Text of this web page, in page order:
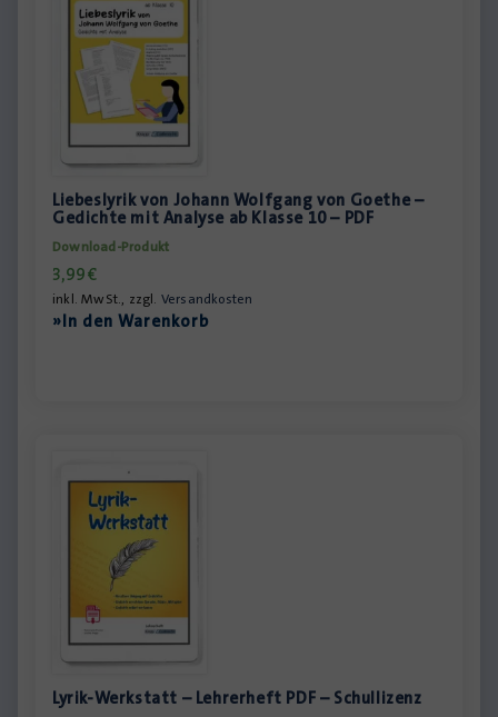
Liebeslyrik von Johann Wolfgang von Goethe –
Gedichte mit Analyse ab Klasse 10 – PDF
Download-Produkt
3,99€
inkl. MwSt., zzgl. Versandkosten
»In den Warenkorb
Lyrik-Werkstatt – Lehrerheft PDF – Schullizenz